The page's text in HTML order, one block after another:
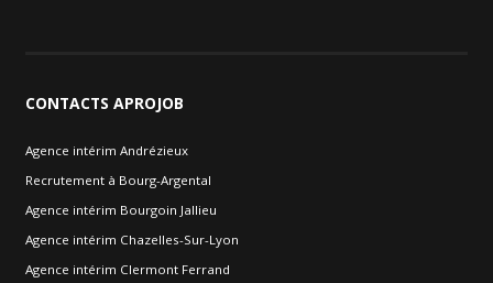
CONTACTS APROJOB
Agence intérim Andrézieux
Recrutement à Bourg-Argental
Agence intérim Bourgoin Jallieu
Agence intérim Chazelles-Sur-Lyon
Agence intérim Clermont Ferrand